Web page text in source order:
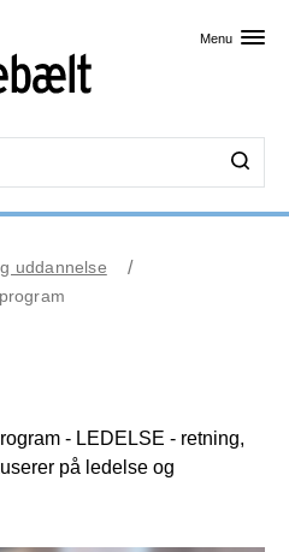
Menu
uddannelse
- LEDELSE - retning,
på ledelse og